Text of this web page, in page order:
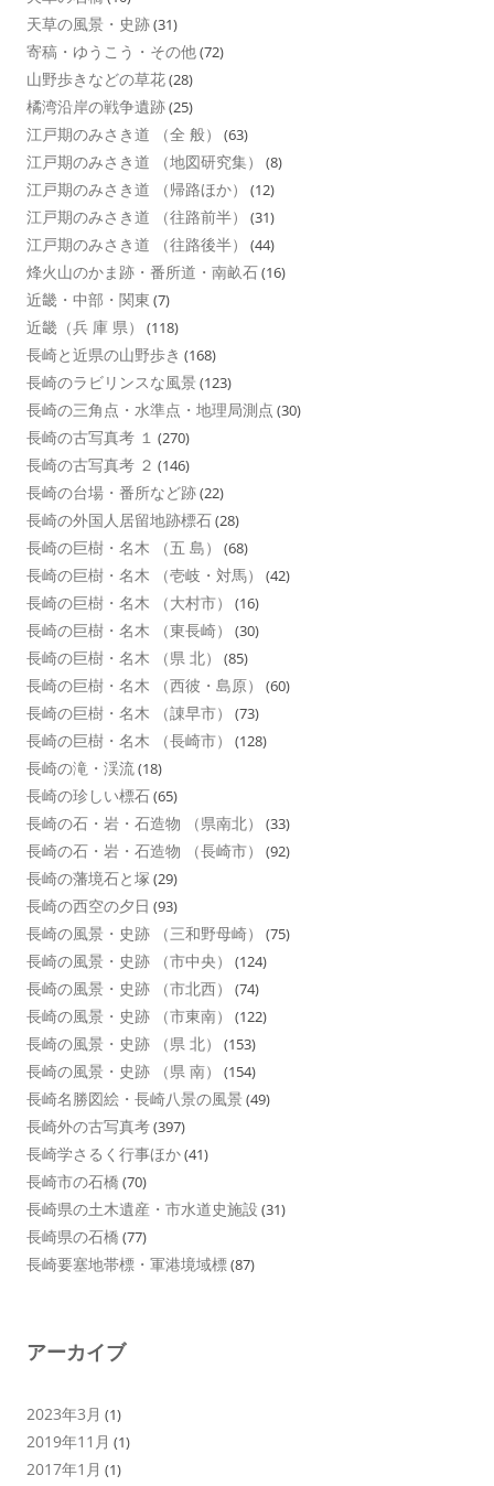
天草の風景・史跡(31)
寄稿・ゆうこう・その他(72)
山野歩きなどの草花(28)
橘湾沿岸の戦争遺跡(25)
江戸期のみさき道 （全 般） (63)
江戸期のみさき道 （地図研究集） (8)
江戸期のみさき道 （帰路ほか） (12)
江戸期のみさき道 （往路前半） (31)
江戸期のみさき道 （往路後半） (44)
烽火山のかま跡・番所道・南畝石(16)
近畿・中部・関東 (7)
近畿（兵 庫 県） (118)
長崎と近県の山野歩き (168)
長崎のラビリンスな風景 (123)
長崎の三角点・水準点・地理局測点 (30)
長崎の古写真考 １ (270)
長崎の古写真考 ２ (146)
長崎の台場・番所など跡(22)
長崎の外国人居留地跡標石(28)
長崎の巨樹・名木 （五 島） (68)
長崎の巨樹・名木 （壱岐・対馬） (42)
長崎の巨樹・名木 （大村市） (16)
長崎の巨樹・名木 （東長崎） (30)
長崎の巨樹・名木 （県 北） (85)
長崎の巨樹・名木 （西彼・島原） (60)
長崎の巨樹・名木 （諌早市） (73)
長崎の巨樹・名木 （長崎市） (128)
長崎の滝・渓流(18)
長崎の珍しい標石(65)
長崎の石・岩・石造物 （県南北） (33)
長崎の石・岩・石造物 （長崎市） (92)
長崎の藩境石と塚 (29)
長崎の西空の夕日 (93)
長崎の風景・史跡 （三和野母崎） (75)
長崎の風景・史跡 （市中央） (124)
長崎の風景・史跡 （市北西） (74)
長崎の風景・史跡 （市東南） (122)
長崎の風景・史跡 （県 北） (153)
長崎の風景・史跡 （県 南） (154)
長崎名勝図絵・長崎八景の風景 (49)
長崎外の古写真考(397)
長崎学さるく行事ほか(41)
長崎市の石橋 (70)
長崎県の土木遺産・市水道史施設 (31)
長崎県の石橋 (77)
長崎要塞地帯標・軍港境域標(87)
アーカイブ
2023年3月 (1)
2019年11月 (1)
2017年1月 (1)